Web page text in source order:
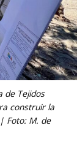
de Tejidos
construir la
Foto: M. de